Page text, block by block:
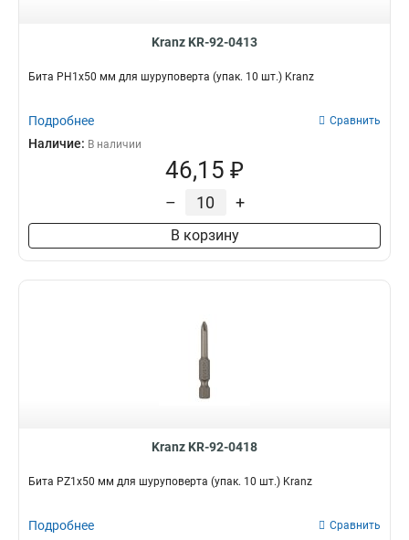
Kranz KR-92-0413
Бита PH1х50 мм для шуруповерта (упак. 10 шт.) Kranz
Подробнее Сравнить
Наличие: В наличии
46,15 ₽
– +
В корзину
Kranz KR-92-0418
Бита PZ1х50 мм для шуруповерта (упак. 10 шт.) Kranz
Подробнее Сравнить